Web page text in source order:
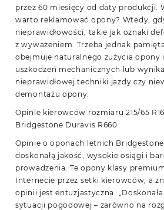
przez 60 miesięcy od daty produkcji.
warto reklamować opony? Wtedy,
nieprawidłowości, takie jak oznaki
z wyważeniem. Trzeba jednak
obejmuje naturalnego zużycia opony
uszkodzeń mechanicznych lub
nieprawidłowej techniki jazdy czy
demontażu opony.
Opinie kierowców rozmiaru 215/65
Bridgestone Duravis R660
Opinie o oponach letnich
doskonałą jakość, wysokie osiągi i
prowadzenia. Te opony klasy
Internecie przez setki kierowców, a
opinii jest entuzjastyczna.
sytuacji pogodowej – zarówno na